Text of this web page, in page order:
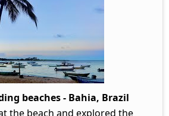
beaches - Bahia, Brazil
the beach and explored the